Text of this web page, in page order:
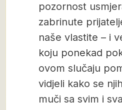
pozornost
zabrinute
naše vlastite – i
koju ponekad
ovom slučaju
vidjeli kako se
muči sa svim i